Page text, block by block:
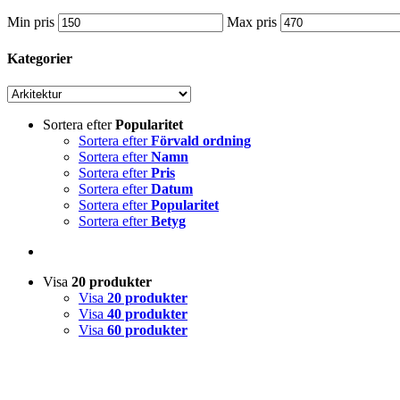
Min pris Max pris
Kategorier
Sortera efterPopularitet
Sortera efterFörvald ordning
Sortera efterNamn
Sortera efterPris
Sortera efterDatum
Sortera efterPopularitet
Sortera efterBetyg
Visa 20 produkter
Visa 20 produkter
Visa 40 produkter
Visa 60 produkter